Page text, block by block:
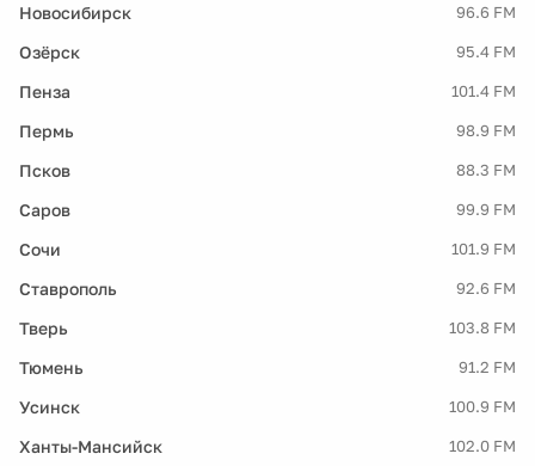
Новосибирск 96.6 FM
Озёрск 95.4 FM
Пенза 101.4 FM
Пермь 98.9 FM
Псков 88.3 FM
Саров 99.9 FM
Сочи 101.9 FM
Ставрополь 92.6 FM
Тверь 103.8 FM
Тюмень 91.2 FM
Усинск 100.9 FM
Ханты-Мансийск 102.0 FM